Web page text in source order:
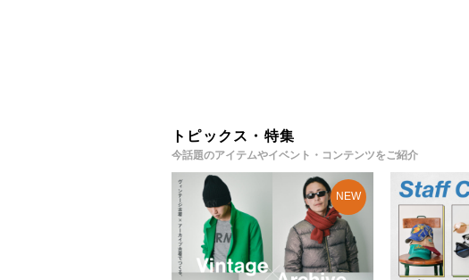
トピックス・特集
今話題のアイテムやイベント・コンテンツをご紹介